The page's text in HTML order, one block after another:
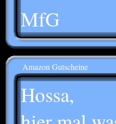
MfG
Amazon Gutscheine
Hossa,